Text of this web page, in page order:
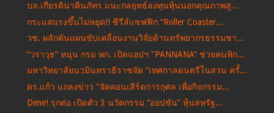
บล.เกียรตินาคินภัทร แนะกลยุทธ์ลงทุนหุ้นนอกคุณภาพสู...
กระแสแรงขึ้นไม่หยุด!! ซีรีส์แซฟฟิก “Roller Coaster...
วช. ผลักดันแผนขับเคลื่อนงานวิจัยด้านทรัพยากรธรรมชา...
“วราวุธ” หนุน กรม พก. เปิดแอปฯ "PANNANA” ช่วยคนพิก...
มหาวิทยาลัยนวมินทราธิราชจัด “เทศกาลดนตรีในสวน ครั้...
ดร.แก้ว แถลงข่าว "จัดคอนเสิร์ตการกุศล เพื่อกิจกรรม...
Dime! รุกต่อ เปิดตัว 3 นวัตกรรม “ออปชัน” หุ้นสหรัฐ...